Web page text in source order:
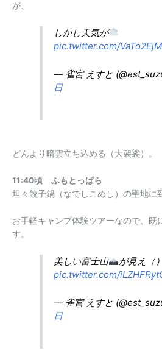
が、
しかし天気が
pic.twitter.com/
— 雀宮 えすと
日
どんより暗雲立ち込める（大袈裟）。
11:40頃 ふもとっぱら
坦々餃子鍋（なでしこめし）の聖地に
お手軽キャンプ体験ツアーなので、既
す。
美しい富士山
が見え（）
pic.twitter.com/
— 雀宮 えすと
日